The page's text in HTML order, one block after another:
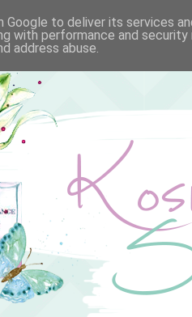
to deliver its services
with performance and
address abuse.